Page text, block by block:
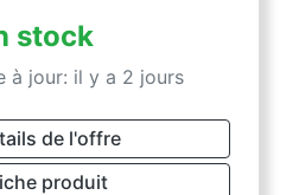
stock
à jour: il y a 2 jours
de l'offre
produit